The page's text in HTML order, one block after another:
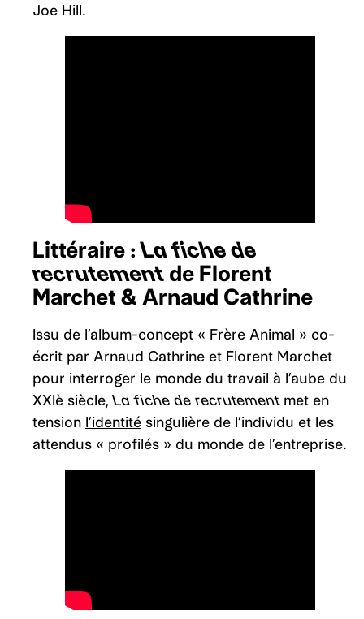
Joe Hill.
Littéraire :La fiche de
recrutement de Florent
Marchet & Arnaud Cathrine
Issu de l’album-concept « Frère Animal » co-
écrit par Arnaud Cathrine et Florent Marchet
pour interroger le monde du travail à l’aube du
XXIè siècle,La fiche de recrutementmet en
tension l’identité singulière de l’individu et les
attendus « profilés » du monde de l’entreprise.